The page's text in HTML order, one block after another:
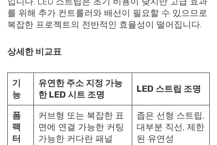
를 위해 추가 컨트롤러와 배선이 필요할 수 있으므로
복잡한 프로젝트의 전반적인 효율성이 떨어집니다.
상세한 비교표
기
능
유연한 주소 지정 가능
한 LED 시트 조명
LED 스트립 조명
폼
팩
터
커브형 또는 복잡한 표
면에 연결 가능한 커팅
가능한 커다란 패널
좁은 선형 스트립,
대부분 직선, 제한
된 유연성